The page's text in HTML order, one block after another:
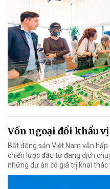
Vốn ngoại đổi khẩu vị
Bất động sản Việt Nam vẫn
chiến lược đầu tư đang dịch
những dự án có giá trị khai thác